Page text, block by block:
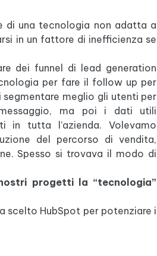
di una tecnologia non adatta a
in un fattore di inefficienza se
dei funnel di lead generation
per fare il follow up per
segmentare meglio gli utenti per
ma poi i dati utili
in tutta l’azienda. Volevamo
del percorso di vendita,
Spesso si trovava il modo di
progetti la “tecnologia”
scelto HubSpot per potenziare i